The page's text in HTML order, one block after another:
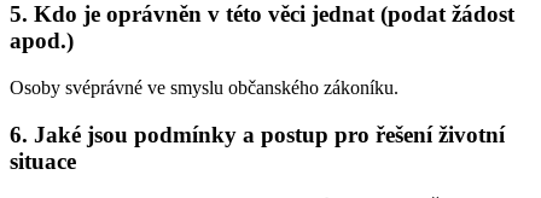
5. Kdo je oprávněn v této věci jednat (podat žádost
apod.)
Osoby svéprávné ve smyslu občanského zákoníku.
6. Jaké jsou podmínky a postup pro řešení životní
situace